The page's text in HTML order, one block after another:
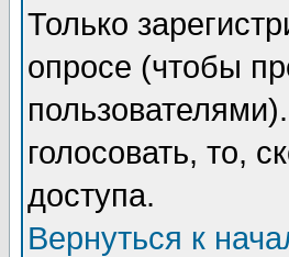
Только
опросе (чтобы
голосовать, то,
доступа.
Вернуться к